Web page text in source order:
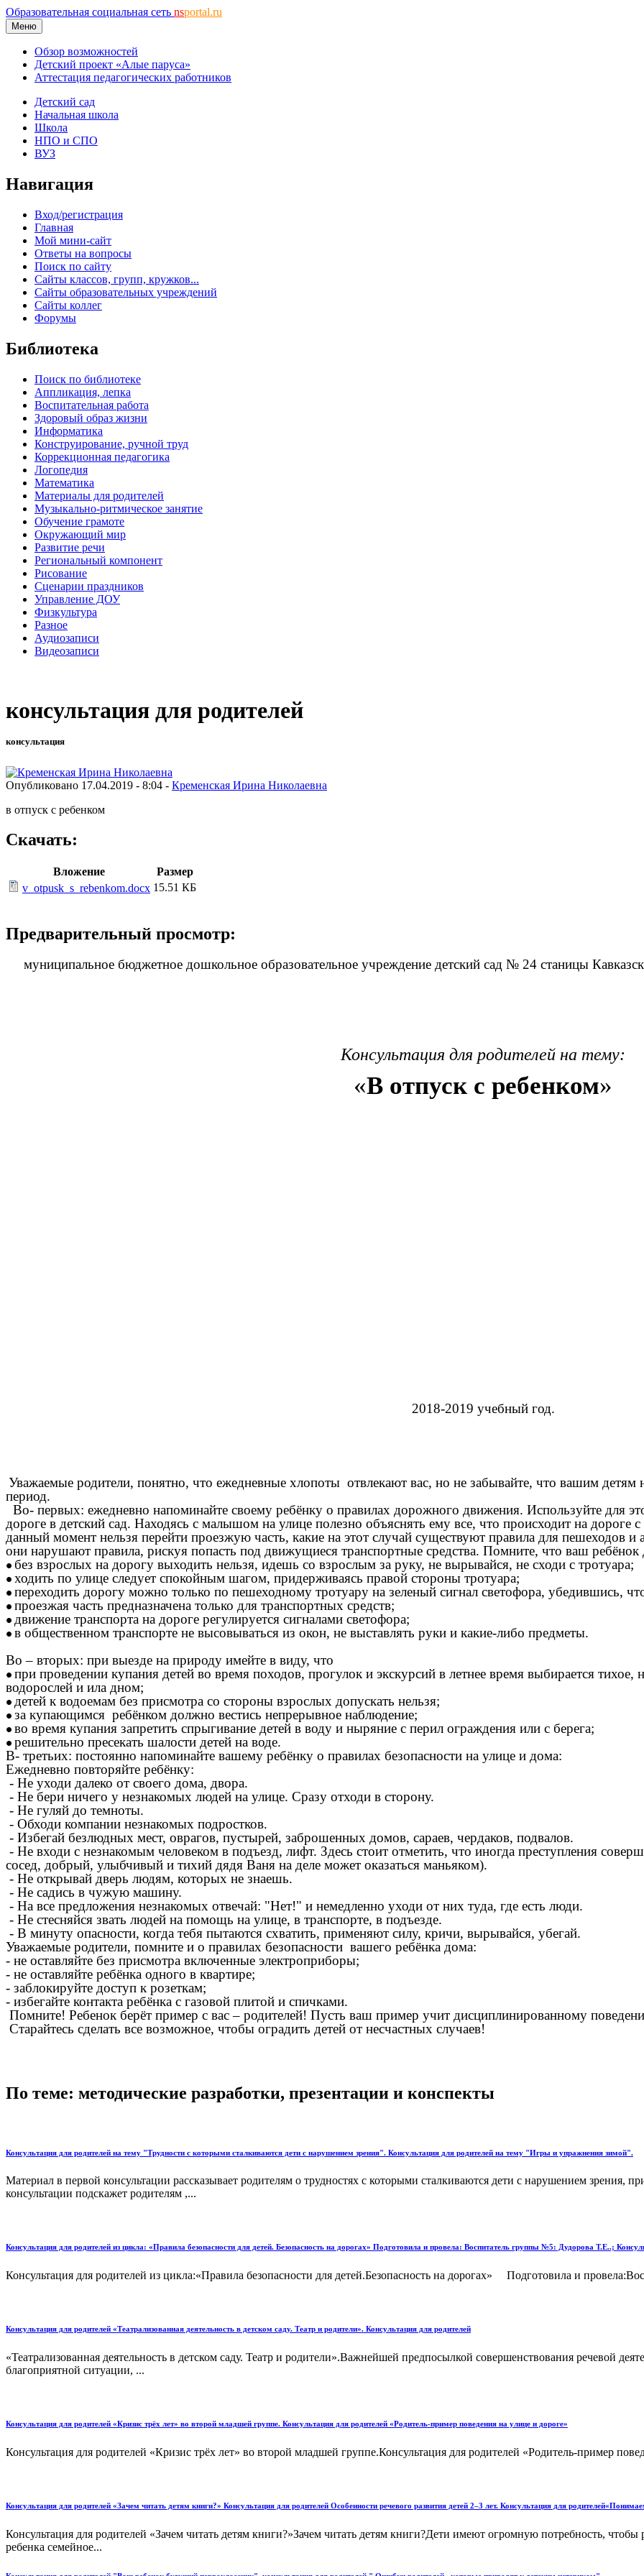
Образовательная социальная сеть nsportal.ru
Меню
Обзор возможностей
Детский проект «Алые паруса»
Аттестация педагогических работников
Детский сад
Начальная школа
Школа
НПО и СПО
ВУЗ
Навигация
Вход/регистрация
Главная
Мой мини-сайт
Ответы на вопросы
Поиск по сайту
Сайты классов, групп, кружков...
Сайты образовательных учреждений
Сайты коллег
Форумы
Библиотека
Поиск по библиотеке
Аппликация, лепка
Воспитательная работа
Здоровый образ жизни
Информатика
Конструирование, ручной труд
Коррекционная педагогика
Логопедия
Математика
Материалы для родителей
Музыкально-ритмическое занятие
Обучение грамоте
Окружающий мир
Развитие речи
Региональный компонент
Рисование
Сценарии праздников
Управление ДОУ
Физкультура
Разное
Аудиозаписи
Видеозаписи
консультация для родителей
консультация
Опубликовано 17.04.2019 - 8:04 - Кременская Ирина Николаевна
в отпуск с ребенком
Скачать:
Вложение
Размер
v_otpusk_s_rebenkom.docx 15.51 КБ
Предварительный просмотр:
муниципальное бюджетное дошкольное образовательное учреждение детский сад № 24 станицы
Консультация для родителей на тему:
«В отпуск с ребенком»
2018-2019 учебный год.
Уважаемые родители, понятно, что ежедневные хлопоты отвлекают вас, но не забывайте, что вашим
период.
Во- первых: ежедневно напоминайте своему ребёнку о правилах дорожного движения. Используйте для
дороге в детский сад. Находясь с малышом на улице полезно объяснять ему все, что происходит на
данный момент нельзя перейти проезжую часть, какие на этот случай существуют правила для пешеходов
они нарушают правила, рискуя попасть под движущиеся транспортные средства. Помните, что ваш ребёнок
без взрослых на дорогу выходить нельзя, идешь со взрослым за руку, не вырывайся, не сходи с тротуара;
ходить по улице следует спокойным шагом, придерживаясь правой стороны тротуара;
переходить дорогу можно только по пешеходному тротуару на зеленый сигнал светофора, убедившись,
проезжая часть предназначена только для транспортных средств;
движение транспорта на дороге регулируется сигналами светофора;
в общественном транспорте не высовываться из окон, не выставлять руки и какие-либо предметы.
Во – вторых: при выезде на природу имейте в виду, что
при проведении купания детей во время походов, прогулок и экскурсий в летнее время выбирается тихое,
водорослей и ила дном;
детей к водоемам без присмотра со стороны взрослых допускать нельзя;
за купающимся ребёнком должно вестись непрерывное наблюдение;
во время купания запретить спрыгивание детей в воду и ныряние с перил ограждения или с берега;
решительно пресекать шалости детей на воде.
В- третьих: постоянно напоминайте вашему ребёнку о правилах безопасности на улице и дома:
Ежедневно повторяйте ребёнку:
- Не уходи далеко от своего дома, двора.
- Не бери ничего у незнакомых людей на улице. Сразу отходи в сторону.
- Не гуляй до темноты.
- Обходи компании незнакомых подростков.
- Избегай безлюдных мест, оврагов, пустырей, заброшенных домов, сараев, чердаков, подвалов.
- Не входи с незнакомым человеком в подъезд, лифт. Здесь стоит отметить, что иногда преступления
сосед, добрый, улыбчивый и тихий дядя Ваня на деле может оказаться маньяком).
- Не открывай дверь людям, которых не знаешь.
- Не садись в чужую машину.
- На все предложения незнакомых отвечай: "Нет!" и немедленно уходи от них туда, где есть люди.
- Не стесняйся звать людей на помощь на улице, в транспорте, в подъезде.
- В минуту опасности, когда тебя пытаются схватить, применяют силу, кричи, вырывайся, убегай.
Уважаемые родители, помните и о правилах безопасности вашего ребёнка дома:
- не оставляйте без присмотра включенные электроприборы;
- не оставляйте ребёнка одного в квартире;
- заблокируйте доступ к розеткам;
- избегайте контакта ребёнка с газовой плитой и спичками.
Помните! Ребенок берёт пример с вас – родителей! Пусть ваш пример учит дисциплинированному
Старайтесь сделать все возможное, чтобы оградить детей от несчастных случаев!
По теме: методические разработки, презентации и конспекты
Консультация для родителей на тему "Трудности с которыми сталкиваются дети с нарушением зрения". Консультация для родителей на тему "Игры и упражнения зимой".
Материал в первой консультации рассказывает родителям о трудностях с которыми сталкиваются дети с нарушением зрения,
консультации подскажет родителям ,...
Консультация для родителей из цикла: «Правила безопасности для детей. Безопасность на дорогах» Подготовила и провела: Воспитатель группы №5: Дудорова Т.Е..;
Консультация для родителей из цикла:«Правила безопасности для детей.Безопасность на дорогах» Подготовила и
Консультация для родителей «Театрализованная деятельность в детском саду. Театр и родители». Консультация для родителей
«Театрализованная деятельность в детском саду. Театр и родители».Важнейшей предпосылкой совершенствования речевой
благоприятной ситуации, ...
Консультация для родителей «Кризис трёх лет» во второй младшей группе. Консультация для родителей «Родитель-пример поведения на улице и дороге»
Консультация для родителей «Кризис трёх лет» во второй младшей группе.Консультация для родителей «Родитель-пример
Консультация для родителей «Зачем читать детям книги?» Консультация для родителей Особенности речевого развития детей 2–3 лет. Консультация для
Консультация для родителей «Зачем читать детям книги?»Зачем читать детям книги?Дети имеют огромную потребность,
ребенка семейное...